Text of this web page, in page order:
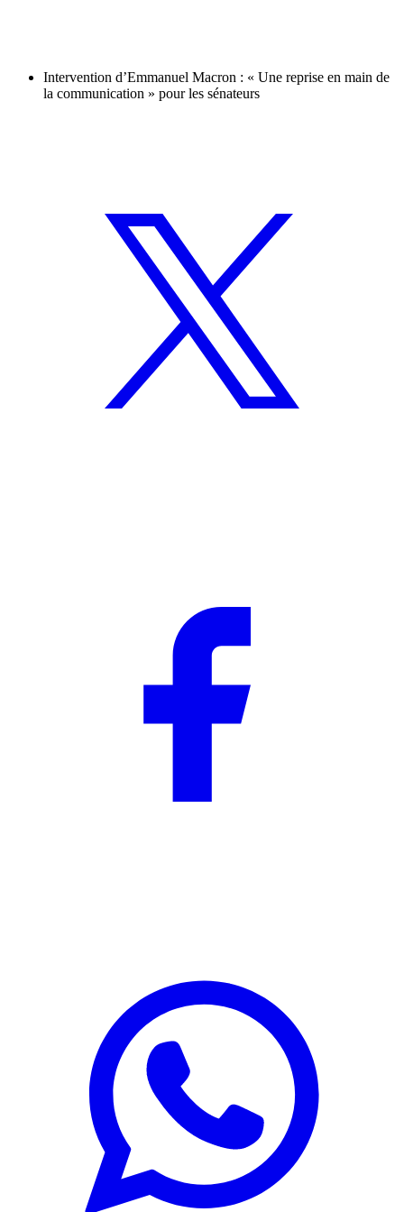
Intervention d’Emmanuel Macron : « Une reprise en main de
la communication » pour les sénateurs